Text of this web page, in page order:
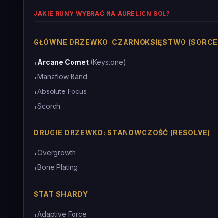
JAKIE RUNY WYBRAĆ NA AURELION SOL?
GŁÓWNE DRZEWKO: CZARNOKSIĘSTWO
•Arcane Comet (Keystone)
•Manaflow Band
•Absolute Focus
•Scorch
DRUGIE DRZEWKO: STANOWCZOŚĆ (RESOLVE)
•Overgrowth
•Bone Plating
STAT SHARDY
•Adaptive Force